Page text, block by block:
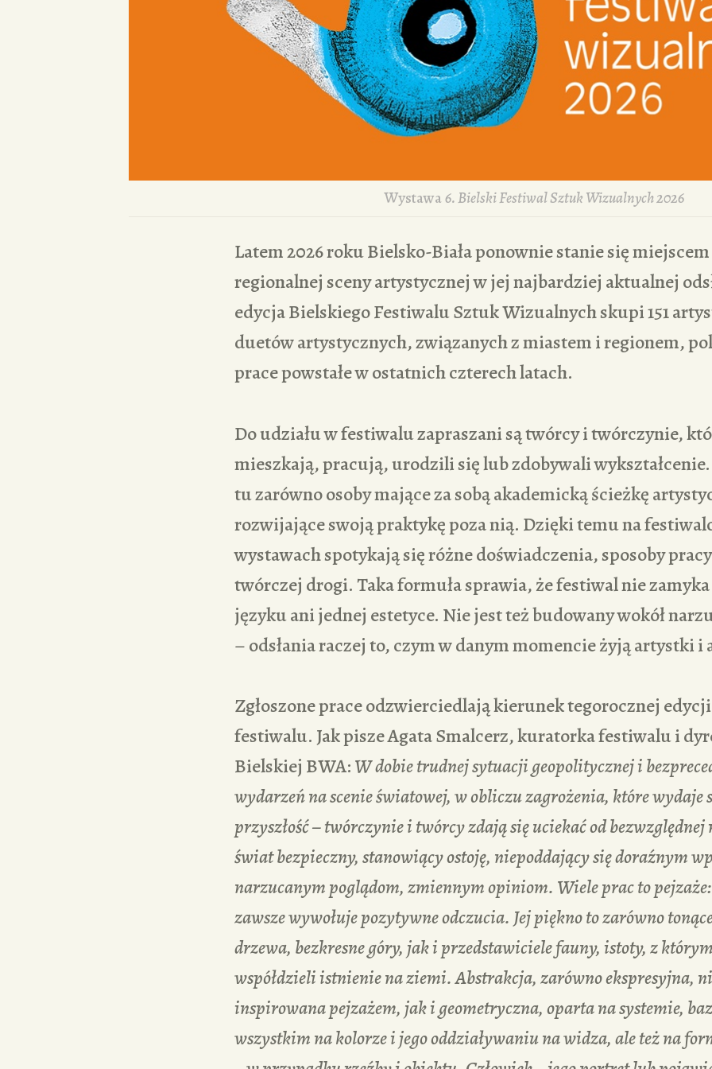
Wystawa6. Bielski Festiwal Sztuk Wizualnych 2026
Latem 2026 roku Bielsko-Biała ponownie stanie się
regionalnej sceny artystycznej w jej najbardziej aktualnej
edycja Bielskiego Festiwalu Sztuk Wizualnych skupi 151
duetów artystycznych, związanych z miastem i regionem,
prace powstałe w ostatnich czterech latach.
Do udziału w festiwalu zapraszani są twórcy i twórczynie,
mieszkają, pracują, urodzili się lub zdobywali
tu zarówno osoby mające za sobą akademicką ścieżkę
rozwijające swoją praktykę poza nią. Dzięki temu na
wystawach spotykają się różne doświadczenia, sposoby
twórczej drogi. Taka formuła sprawia, że festiwal nie
języku ani jednej estetyce. Nie jest też budowany wokół
– odsłania raczej to, czym w danym momencie żyją artystki i
Zgłoszone prace odzwierciedlają kierunek tegorocznej edycji
festiwalu. Jak pisze Agata Smalcerz, kuratorka festiwalu i
Bielskiej BWA:W dobie trudnej sytuacji geopolitycznej i
wydarzeń na scenie światowej, w obliczu zagrożenia, które wydaje
przyszłość – twórczynie i twórcy zdają się uciekać od
świat bezpieczny, stanowiący ostoję, niepoddający się doraźnym
narzucanym poglądom, zmiennym opiniom. Wiele prac to
zawsze wywołuje pozytywne odczucia. Jej piękno to zarówno
drzewa, bezkresne góry, jak i przedstawiciele fauny, istoty, z
współdzieli istnienie na ziemi. Abstrakcja, zarówno ekspresyjna,
inspirowana pejzażem, jak i geometryczna, oparta na systemie,
wszystkim na kolorze i jego oddziaływaniu na widza, ale też na